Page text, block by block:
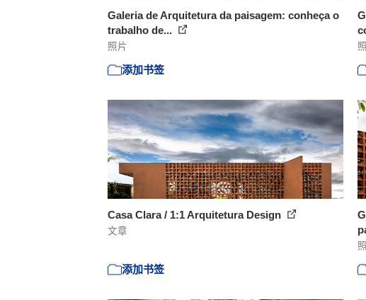
Galeria de Arquitetura da paisagem: conheça o
trabalho de...
照片
添加书签
Casa Clara / 1:1 Arquitetura Design
文章
添加书签